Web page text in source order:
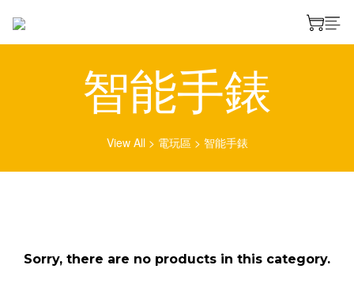
智能手錶
View All> 電玩區> 智能手錶
Sorry, there are no products in this category.